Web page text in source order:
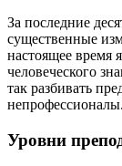
За последние
существенные
настоящее время
человеческого
так разбивать
непрофессионалы.
Уровни